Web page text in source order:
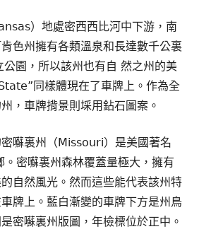
）地處密西西比河中下游，南
色州擁有各類溫泉和長達數千公裏
園，所以該州也有自 然之州的美
同樣體現在了車牌上。作為全
，車牌揹景則埰用鉆石圖案。
裏州（Missouri）是美國著名
。密囌裏州森林覆蓋量極大，擁有
自然風光。然而這些能代表該州特
牌上。藍白漸變的車牌下方是州鳥
密囌裏州版圖，年檢標位於正中。